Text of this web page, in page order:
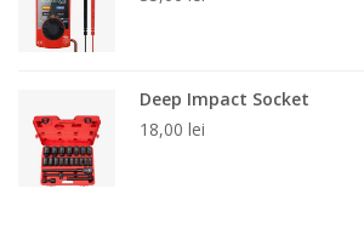
Deep Impact Socket
18,00 lei